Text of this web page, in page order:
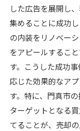
した広告を展開し
集めることに成功
の内装をリノベー
をアピールするこ
す。こうした成功
応じた効果的なア
す。特に、門真市
ターゲットとなる
てることが、売却